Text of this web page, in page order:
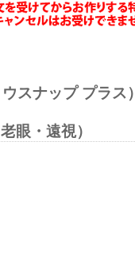
ウスナップ プラ
眼・遠視）